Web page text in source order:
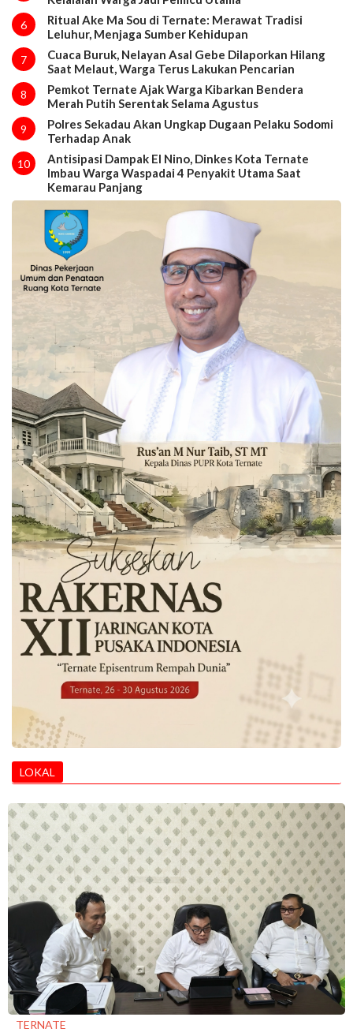
6
Ritual Ake Ma Sou di Ternate: Merawat Tradisi
Leluhur, Menjaga Sumber Kehidupan
7
Cuaca Buruk, Nelayan Asal Gebe Dilaporkan Hilang
Saat Melaut, Warga Terus Lakukan Pencarian
8
Pemkot Ternate Ajak Warga Kibarkan Bendera
Merah Putih Serentak Selama Agustus
9
Polres Sekadau Akan Ungkap Dugaan Pelaku Sodomi
Terhadap Anak
10
Antisipasi Dampak El Nino, Dinkes Kota Ternate
Imbau Warga Waspadai 4 Penyakit Utama Saat
Kemarau Panjang
LOKAL
TERNATE